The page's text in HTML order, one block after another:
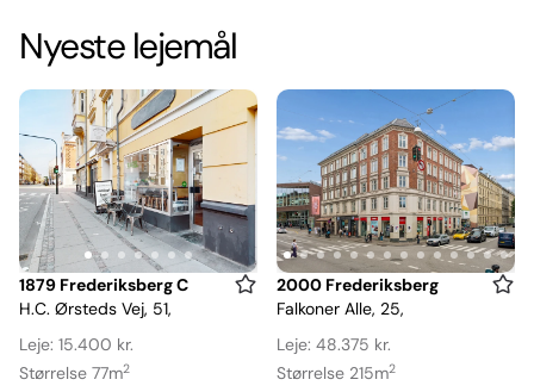
Nyeste lejemål
Item
1
of
7
1879 Frederiksberg C
H.C. Ørsteds Vej, 51,
Leje: 15.400 kr.
Størrelse 77m2
Item
1
of
14
2000 Frederiksberg
Falkoner Alle, 25,
Leje: 48.375 kr.
Størrelse 215m2